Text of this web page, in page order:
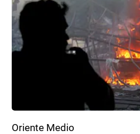
Oriente Medio